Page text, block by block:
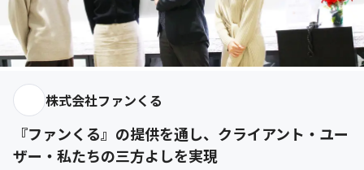
株式会社ファンくる
『ファンくる』の提供を通し、クライアント・ユー
ザー・私たちの三方よしを実現